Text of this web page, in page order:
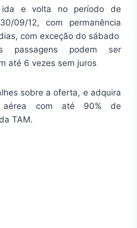
ida e volta no período de
09/12, com permanência
com exceção do sábado
passagens podem ser
até 6 vezes sem juros
sobre a oferta, e adquira
aérea com até 90% de
TAM.